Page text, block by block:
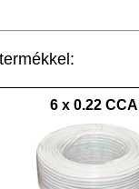
6 x 0.22 CCA